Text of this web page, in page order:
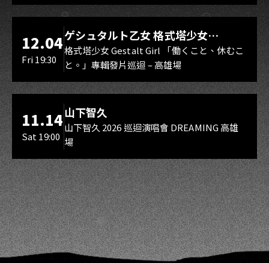
LIVE WAREHOUSE 小庫
12.04
Fri 19:30
ゲシュタルト乙女 格式塔少女
Gestalt Girl
格式塔少女 Gestalt Girl 「働くこと、休むこ
と。」專輯發片巡迴 – 高雄場
11.14
Sat 19:00
山下智久
山下智久 2026 巡迴演唱會 DREAMING 高雄
場